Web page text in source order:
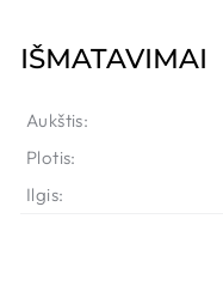
IŠMATAVIMAI
Aukštis:
Plotis:
Ilgis: